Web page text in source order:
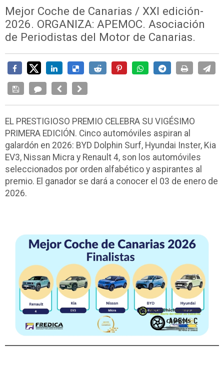
Mejor Coche de Canarias / XXI edición-
2026. ORGANIZA: APEMOC. Asociación
de Periodistas del Motor de Canarias.
EL PRESTIGIOSO PREMIO CELEBRA SU VIGÉSIMO
PRIMERA EDICIÓN. Cinco automóviles aspiran al
galardón en 2026: BYD Dolphin Surf, Hyundai Inster, Kia
EV3, Nissan Micra y Renault 4, son los automóviles
seleccionados por orden alfabético y aspirantes al
premio. El ganador se dará a conocer el 03 de enero de
2026.